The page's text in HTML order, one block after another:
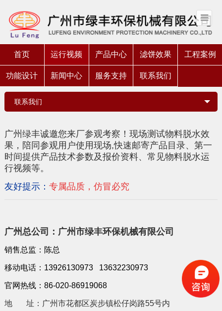
首页 运行视频 产品中心 滤饼效果 工程案例
功能设计 新闻中心 服务支持 联系我们
联系我们
广州绿丰诚邀您来厂参观考察！现场测试物料脱水效
果，陪同参观用户使用现场,快速邮寄产品目录、第一
时间提供产品技术参数及报价资料、常见物料脱水运
行视频等。
友好提示： 专属品质，仿冒必究
广州总公司：广州市绿丰环保机械有限公司
销售总监：陈总
移动电话： 13926130973 13632230973
官网热线： 86-020-86919068
地 址： 广州市花都区炭步镇松仔岗路55号内